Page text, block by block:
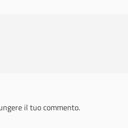
il tuo commento.